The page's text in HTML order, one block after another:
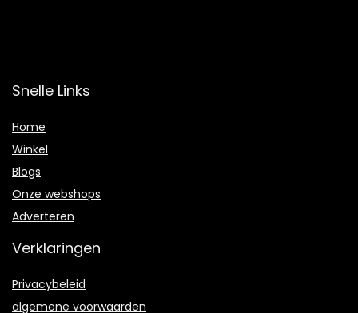
Snelle Links
Home
Winkel
Blogs
Onze webshops
Adverteren
Verklaringen
Privacybeleid
algemene voorwaarden